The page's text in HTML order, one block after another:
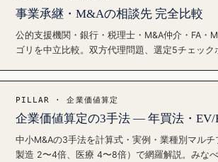
事業承継・M&Aの相談先 完全比較
公的支援機関・銀行・税理士・M&A仲介・FA・
ゴリを中立比較。双方代理問題、選定5チェック
PILLAR · 企業価値算定
企業価値算定の3手法 — 年買法・EV/
中小M&Aの3手法を計算式・実例・業種別マルチ
製造 2〜4倍、医療 4〜8倍）で網羅解説。みな